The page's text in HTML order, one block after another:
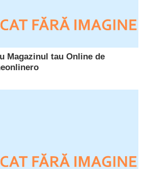
Magazinul tau Online de